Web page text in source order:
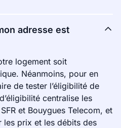
adresse est
logement soit
Néanmoins, pour en
de tester l’éligibilité de
centralise les
et Bouygues Telecom, et
les prix et les débits des